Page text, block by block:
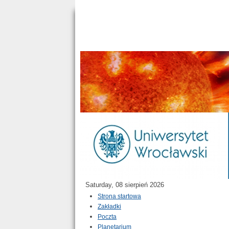
Saturday, 08 sierpień 2026
Strona startowa
Zakładki
Poczta
Planetarium